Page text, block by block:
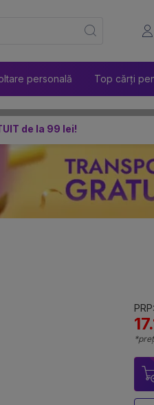
personală Top cărți
de la 99 lei!